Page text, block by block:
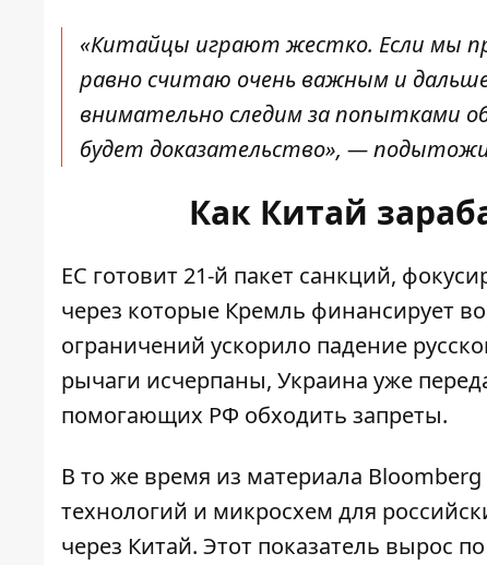
«Китайцы играют жестко. Если мы
равно считаю очень важным и
внимательно следим за попытками
будет доказательство», —
Как Китай
ЕС готовит 21-й пакет санкций,
через которые Кремль финансирует
ограничений ускорило падение
рычаги исчерпаны, Украина уже
помогающих РФ обходить запреты.
В то же время из материала Bloomberg
технологий и микросхем для
через Китай. Этот показатель вырос